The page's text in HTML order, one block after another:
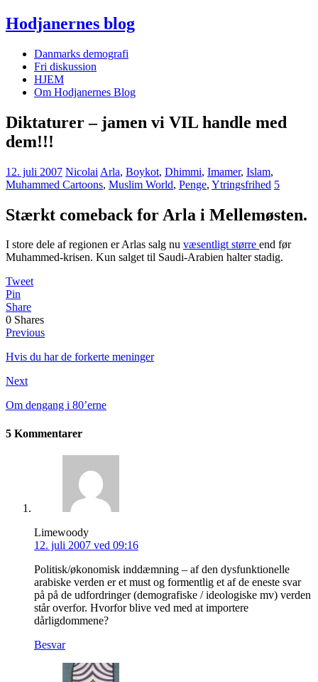
Hodjanernes blog
Danmarks demografi
Fri diskussion
HJEM
Om Hodjanernes Blog
Diktaturer – jamen vi VIL handle med
dem!!!
12. juli 2007 Nicolai Arla, Boykot, Dhimmi, Imamer, Islam,
Muhammed Cartoons, Muslim World, Penge, Ytringsfrihed 5
Stærkt comeback for Arla i Mellemøsten.
I store dele af regionen er Arlas salg nu væsentligt større end før
Muhammed-krisen. Kun salget til Saudi-Arabien halter stadig.
Tweet
Pin
Share
0 Shares
Previous
Hvis du har de forkerte meninger
Next
Om dengang i 80’erne
5 Kommentarer
Limewoody
12. juli 2007 ved 09:16
Politisk/økonomisk inddæmning – af den dysfunktionelle
arabiske verden er et must og formentlig et af de eneste svar
på på de udfordringer (demografiske / ideologiske mv) verden
står overfor. Hvorfor blive ved med at importere
dårligdommene?
Besvar